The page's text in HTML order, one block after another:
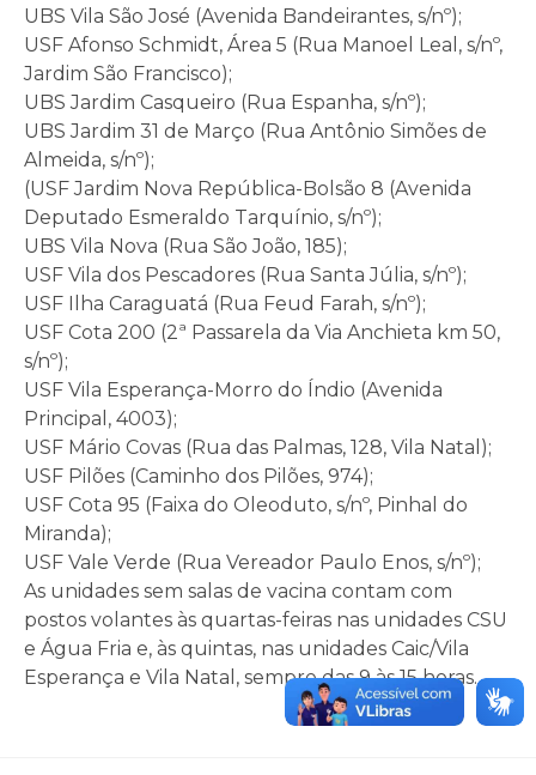
UBS Vila São José (Avenida Bandeirantes, s/nº);
USF Afonso Schmidt, Área 5 (Rua Manoel Leal, s/nº,
Jardim São Francisco);
UBS Jardim Casqueiro (Rua Espanha, s/nº);
UBS Jardim 31 de Março (Rua Antônio Simões de
Almeida, s/nº);
(USF Jardim Nova República-Bolsão 8 (Avenida
Deputado Esmeraldo Tarquínio, s/nº);
UBS Vila Nova (Rua São João, 185);
USF Vila dos Pescadores (Rua Santa Júlia, s/nº);
USF Ilha Caraguatá (Rua Feud Farah, s/nº);
USF Cota 200 (2ª Passarela da Via Anchieta km 50,
s/nº);
USF Vila Esperança-Morro do Índio (Avenida
Principal, 4003);
USF Mário Covas (Rua das Palmas, 128, Vila Natal);
USF Pilões (Caminho dos Pilões, 974);
USF Cota 95 (Faixa do Oleoduto, s/nº, Pinhal do
Miranda);
USF Vale Verde (Rua Vereador Paulo Enos, s/nº);
As unidades sem salas de vacina contam com
postos volantes às quartas-feiras nas unidades CSU
e Água Fria e, às quintas, nas unidades Caic/Vila
Esperança e Vila Natal, sempre das 9 às 15 horas.